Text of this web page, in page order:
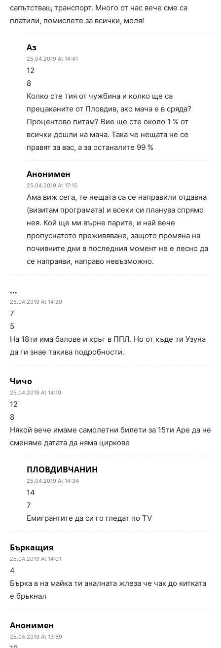
сапътстващ транспорт. Много от нас вече сме са
платили, помислете за всички, моля!
Аз
25.04.2019 At 14:41
12
8
Koлко сте тия от чужбина и колко ще са
прецаканите от Пловдив, ако мача е в сряда?
Процентово питам? Вие ще сте около 1 % от
всички дошли на мача. Така че нещата не се
правят за вас, а за останалите 99 %
Анонимен
25.04.2019 At 17:15
Ама виж сега, те нещата са се направили отдавна
(визитам програмата) и всеки си планува спрямо
нея. Кой ще ми върне парите, и най вече
пропуснатото преживяване, защото промяна на
почивните дни в последния момент не е лесно да
се напраяви, направо невъзможно.
...
25.04.2019 At 14:20
7
5
На 18ти има балове и кръг в ППЛ. Но от къде ти Узуна
да ги знае такива подробности.
Чичо
25.04.2019 At 14:10
12
8
Някой вече имаме самолетни билети за 15ти Аре да не
сменяме датата да няма циркове
ПЛОВДИВЧАНИН
25.04.2019 At 14:34
14
7
Емигрантите да си го гледат по TV
Бъркащия
25.04.2019 At 14:01
4
Бърка в на майка ти аналната жлеза че чак до китката
е бръкнал
Анонимен
25.04.2019 At 13:59